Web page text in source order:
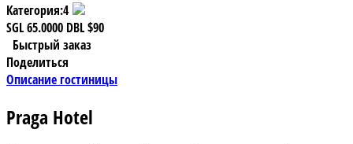
Категория:4
SGL65.0000 DBL$90
Быстрый заказ
Поделиться
Описание гостиницы
Praga Hotel